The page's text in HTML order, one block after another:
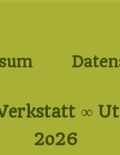
∞
2o26